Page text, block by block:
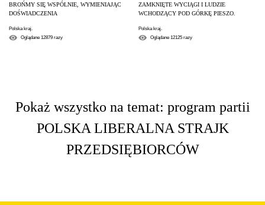
BROŃMY SIĘ WSPÓLNIE, WYMIENIAJĄC
DOŚWIADCZENIA
Polska kraj.
Oglądane 12879 razy
ZAMKNIĘTE WYCIĄGI I LUDZIE
WCHODZĄCY POD GÓRKĘ PIESZO.
Polska kraj.
Oglądane 12125 razy
Pokaż wszystko na temat: program partii
POLSKA LIBERALNA STRAJK
PRZEDSIĘBIORCÓW